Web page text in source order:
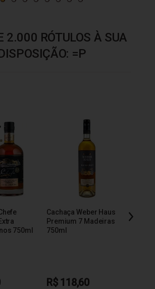
2.000 RÓTULOS À SUA
=P
750ml
Cachaça Weber Haus
Premium 7 Madeiras
750ml
R$ 118,60